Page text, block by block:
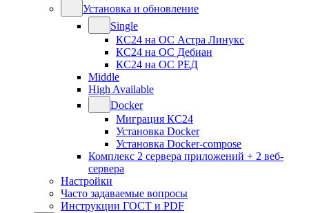
Установка и обновление
Single
КС24 на ОС Астра Линукс
КС24 на ОС Дебиан
КС24 на ОС РЕД
Middle
High Available
Docker
Миграция КС24
Установка Docker
Установка Docker-compose
Комплекс 2 сервера приложений + 2 веб-
сервера
Настройки
Часто задаваемые вопросы
Инструкции ГОСТ и PDF